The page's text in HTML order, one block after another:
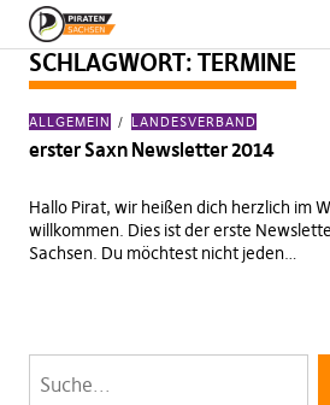
SCHLAGWORT: TERMINE
ALLGEMEIN LANDESVERBAND
erster Saxn Newsletter 2014
Hallo Pirat, wir heißen dich herzlich im
willkommen. Dies ist der erste
Sachsen. Du möchtest nicht jeden…